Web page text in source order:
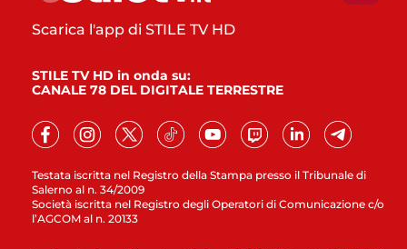
Testata iscritta nel Registro della Stampa presso il Tribunale di
Salerno al n. 34/2009
Società iscritta nel Registro degli Operatori di Comunicazione c/o
l’AGCOM al n. 20133
Scarica l'app di STILE TV HD
STILE TV HD in onda su:
CANALE 78 DEL DIGITALE TERRESTRE